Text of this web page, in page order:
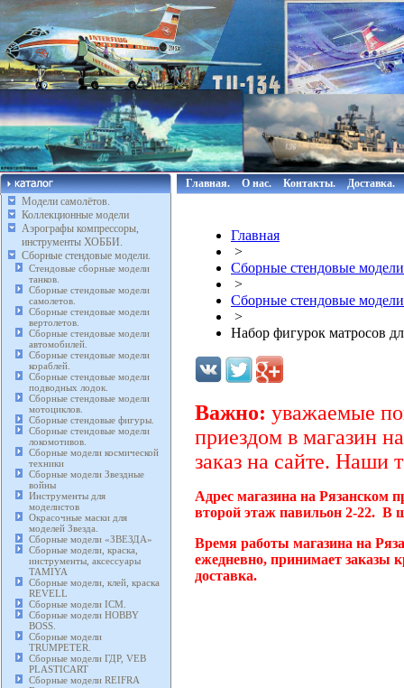
Модели самолётов.
Коллекционные модели
Аэрографы компрессоры,
инструменты ХОББИ.
Сборные стендовые модели.
Стендовые сборные модели
танков.
Сборные стендовые модели
самолетов.
Сборные стендовые модели
вертолетов.
Сборные стендовые модели
автомобилей.
Сборные стендовые модели
кораблей.
Сборные стендовые модели
подводных лодок.
Сборные стендовые модели
мотоциклов.
Сборные стендовые фигуры.
Сборные стендовые модели
локомотивов.
Сборные модели космической
техники
Сборные модели Звездные
войны
Инструменты для
моделистов
Окрасочные маски для
моделей Звезда.
Сборные модели «ЗВЕЗДА»
Сборные модели, краска,
инструменты, аксессуары
TAMIYA
Сборные модели, клей, краска
REVELL
Сборные модели ICM.
Сборные модели HOBBY
BOSS.
Сборные модели
TRUMPETER.
Сборные модели ГДР, VEB
PLASTICART
Сборные модели REIFRA
Главная. О нас. Контакты. Доставка.
Главная
>
Сборные стендовые
>
Сборные стендовые
>
Набор фигурок матросов
Важно: уважаемые
приездом в магазин
заказ на сайте. Наши
Адрес магазина на Рязанском
второй этаж павильон 2-22. В
Время работы магазина на
ежедневно, принимает заказы
доставка.